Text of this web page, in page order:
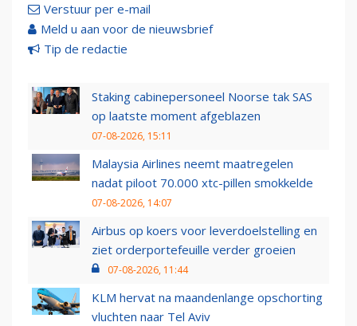
Verstuur per e-mail
Meld u aan voor de nieuwsbrief
Tip de redactie
Staking cabinepersoneel Noorse tak SAS
op laatste moment afgeblazen
07-08-2026, 15:11
Malaysia Airlines neemt maatregelen
nadat piloot 70.000 xtc-pillen smokkelde
07-08-2026, 14:07
Airbus op koers voor leverdoelstelling en
ziet orderportefeuille verder groeien
07-08-2026, 11:44
KLM hervat na maandenlange opschorting
vluchten naar Tel Aviv